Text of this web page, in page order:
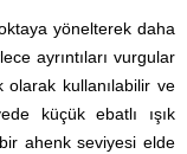
yönelterek daha
ayrıntıları vurgular
kullanılabilir ve
küçük ebatlı ışık
ahenk seviyesi elde